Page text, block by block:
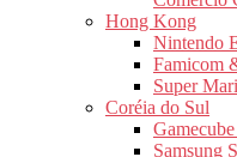
Hong Kong
Nintendo
Famicom
Super
Coréia do Sul
Samsung